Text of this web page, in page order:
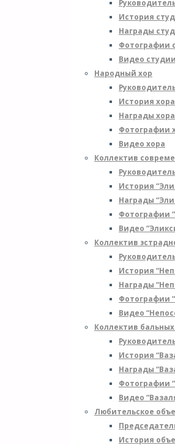
История
Награды
Фотографии
Видео
Народный хор
История хора
Награды хора
Фотографии
Видео хора
Коллектив
История
Награды
Фотографии
Видео
Коллектив
История
Награды
Фотографии
Видео
Коллектив
История
Награды
Фотографии
Видео
Любительское
История